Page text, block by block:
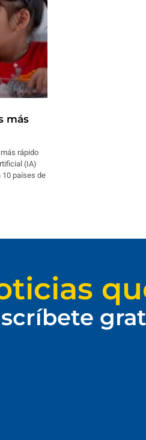
más
rápido
(IA)
10 países de